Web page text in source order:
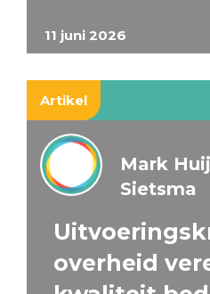
11 juni 2026
Artikel
Mark
Sietsma
overheid